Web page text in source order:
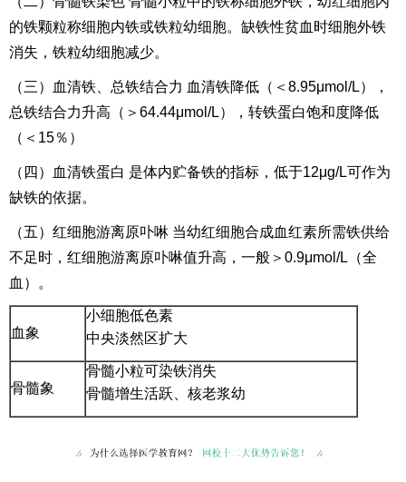
的铁颗粒称细胞内铁或铁粒幼细胞。缺铁性贫血时细胞外铁
消失，铁粒幼细胞减少。
（三）血清铁、总铁结合力 血清铁降低（＜8.95μmol/L），
总铁结合力升高（＞64.44μmol/L），转铁蛋白饱和度降低
（＜15％）
（四）血清铁蛋白 是体内贮备铁的指标，低于12μg/L可作为
缺铁的依据。
（五）红细胞游离原卟啉 当幼红细胞合成血红素所需铁供给
不足时，红细胞游离原卟啉值升高，一般＞0.9μmol/L（全
血）。
血象
小细胞低色素
中央淡然区扩大
骨髓象
骨髓小粒可染铁消失
骨髓增生活跃、核老浆幼